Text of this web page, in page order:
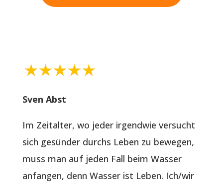
Sven Abst
Im Zeitalter, wo jeder irgendwie versucht
sich gesünder durchs Leben zu bewegen,
muss man auf jeden Fall beim Wasser
anfangen, denn Wasser ist Leben. Ich/wir